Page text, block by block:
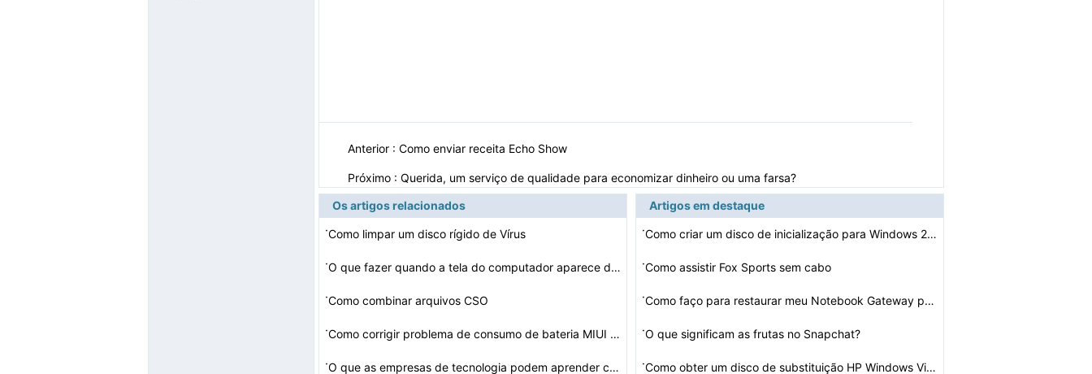
Anterior : Como enviar receita Echo Show
Próximo : Querida, um serviço de qualidade para economizar dinheiro ou uma farsa?
Os artigos relacionados
·Como limpar um disco rígido de Vírus
· O que fazer quando a tela do computador aparece de cabe…
·Como combinar arquivos CSO
· Como corrigir problema de consumo de bateria MIUI em di…
· O que as empresas de tecnologia podem aprender com o de…
Artigos em destaque
·
Como criar um disco de inicialização para Windows 200…
·Como assistir Fox Sports sem cabo
· Como faço para restaurar meu Notebook Gateway para as …
·O que significam as frutas no Snapchat?
· Como obter um disco de substituição HP Windows Vista